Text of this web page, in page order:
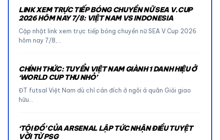
LINK XEM TRỰC TIẾP BÓNG CHUYỀN NỮ SEA V.CUP
2026 HÔM NAY 7/8: VIỆT NAM VS INDONESIA
Cập nhật link xem trực tiếp bóng chuyền nữ SEA V.Cup 2026
hôm nay 7/8,…
CHÍNH THỨC: TUYỂN VIỆT NAM GIÀNH 1 DANH HIỆU Ở
‘WORLD CUP THU NHỎ’
ĐT futsal Việt Nam dù chỉ cán đích ở ngôi á quân Giải giao
hữu…
‘TỘI ĐỒ’ CỦA ARSENAL LẬP TỨC NHẬN ĐIỀU TUYỆT
VỜI TỪ PSG